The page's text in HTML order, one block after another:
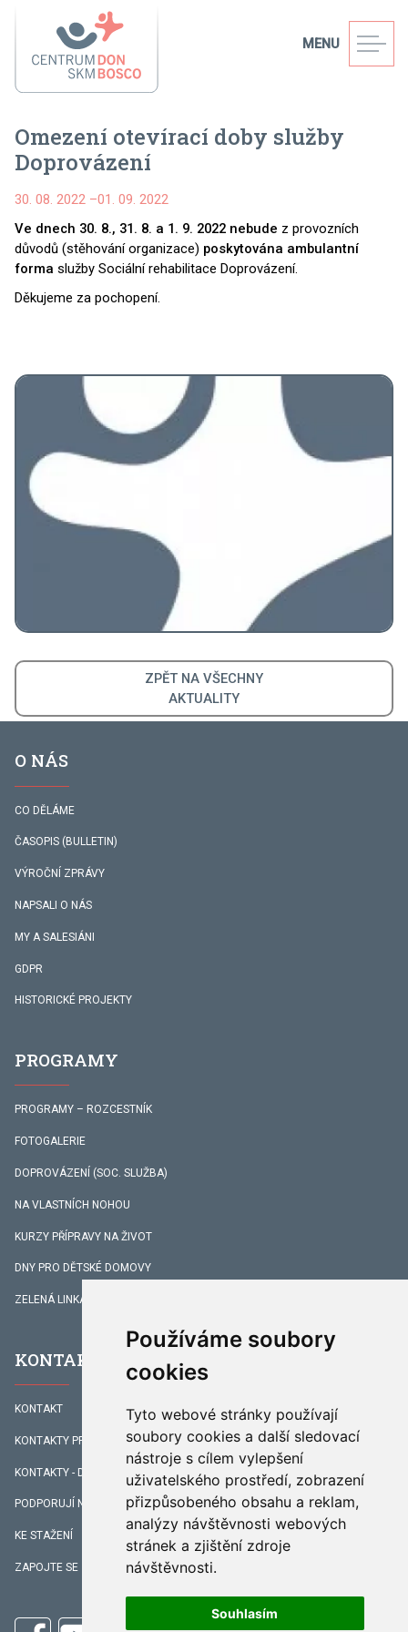
Používáme soubory
cookies
Tyto webové stránky používají
soubory cookies a další sledovací
nástroje s cílem vylepšení
uživatelského prostředí, zobrazení
přizpůsobeného obsahu a reklam,
analýzy návštěvnosti webových
stránek a zjištění zdroje
návštěvnosti.
Souhlasím
MENU
ZPĚT NA VŠECHNY
AKTUALITY
Omezení otevírací doby služby
Doprovázení
30. 08. 2022 –01. 09. 2022
Ve dnech 30. 8., 31. 8. a 1. 9. 2022 nebude z provozních
důvodů (stěhování organizace) poskytována ambulantní
forma služby Sociální rehabilitace Doprovázení.
Děkujeme za pochopení.
O NÁS
CO DĚLÁME
ČASOPIS (BULLETIN)
VÝROČNÍ ZPRÁVY
NAPSALI O NÁS
MY A SALESIÁNI
GDPR
HISTORICKÉ PROJEKTY
PROGRAMY
PROGRAMY – ROZCESTNÍK
FOTOGALERIE
DOPROVÁZENÍ (SOC. SLUŽBA)
NA VLASTNÍCH NOHOU
KURZY PŘÍPRAVY NA ŽIVOT
DNY PRO DĚTSKÉ DOMOVY
ZELENÁ LINKA
KONTAKTY
KONTAKT
KONTAKTY PRACOVNÍKŮ
KONTAKTY - DOPROVÁZENÍ
PODPORUJÍ NÁS
KE STAŽENÍ
ZAPOJTE SE